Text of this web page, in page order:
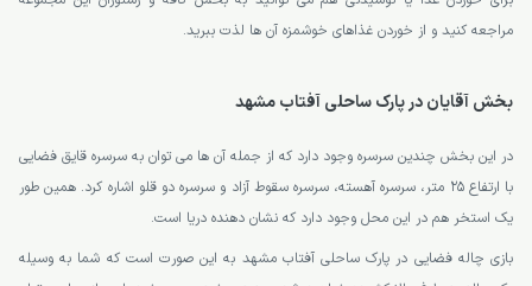
مراجعه کنید و از خوردن غذاهای خوشمزه آن ها لذت ببرید.
بخش آقایان در پارک ساحلی آفتاب مشهد
در این بخش چندین سرسره وجود دارد که از جمله آن ها می توان به سرسره قایق فضایی
با ارتفاع 25 متر، سرسره آهسته، سرسره سقوط آزاد و سرسره دو قلو اشاره کرد. همین طور
یک استخر هم در این محل وجود دارد که نشان دهنده دریا است.
بازی چاله فضایی در پارک ساحلی آفتاب مشهد به این صورت است که شما به وسیله